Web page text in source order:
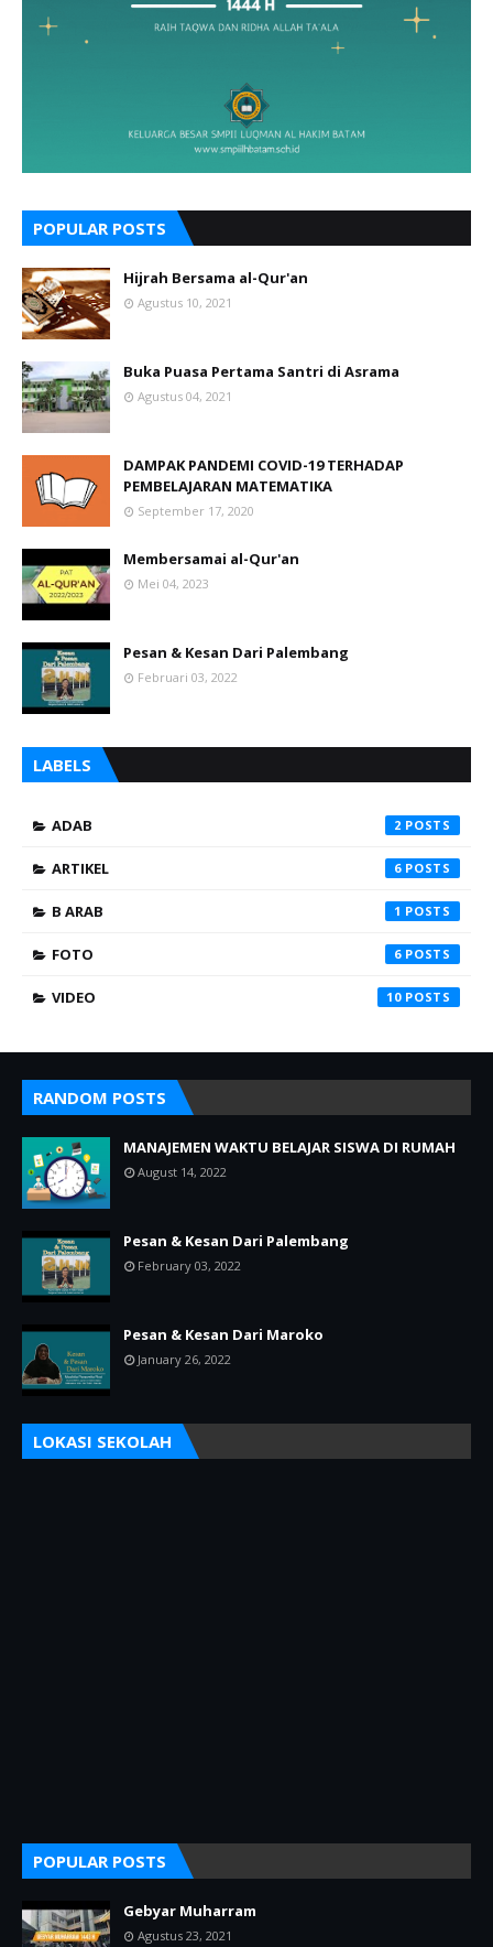
POPULAR POSTS
Hijrah Bersama al-Qur'an
Agustus 10, 2021
Buka Puasa Pertama Santri di Asrama
Agustus 04, 2021
DAMPAK PANDEMI COVID-19 TERHADAP
PEMBELAJARAN MATEMATIKA
September 17, 2020
Membersamai al-Qur'an
Mei 04, 2023
Pesan & Kesan Dari Palembang
Februari 03, 2022
LABELS
ADAB 2
ARTIKEL 6
B ARAB 1
FOTO 6
VIDEO 10
RANDOM POSTS
MANAJEMEN WAKTU BELAJAR SISWA DI RUMAH
August 14, 2022
Pesan & Kesan Dari Palembang
February 03, 2022
Pesan & Kesan Dari Maroko
January 26, 2022
LOKASI SEKOLAH
POPULAR POSTS
Gebyar Muharram
Agustus 23, 2021